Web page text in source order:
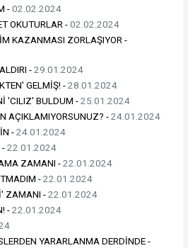
-02.02.2024
OKUTURLAR -02.02.2024
KAZANMASI ZORLAŞIYOR -
-29.01.2024
GELMİŞ! -28.01.2024
'CILIZ' BULDUM -25.01.2024
AÇIKLAMIYORSUNUZ? -24.01.2024
-24.01.2024
-22.01.2024
ZAMANI -22.01.2024
-22.01.2024
ZAMANI -22.01.2024
-22.01.2024
YARARLANMA DERDİNDE -